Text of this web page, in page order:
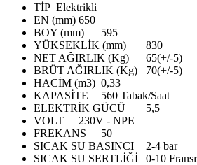
TİP Elektrikli
EN (mm) 650
BOY (mm)
595
YÜKSEKLİK (mm)
830
NET AĞIRLIK (Kg)
65(+/-5)
BRÜT AĞIRLIK (Kg)
70(+/-5)
HACİM (m3) 0,33
KAPASİTE
560 Tabak/Saat
ELEKTRİK GÜCÜ
5,5
VOLT
230V - NPE
FREKANS
50
SICAK SU BASINCI
2-4 bar
SICAK SU SERTLİĞİ
0-10